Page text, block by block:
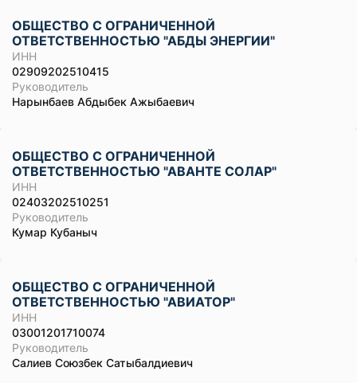
ОБЩЕСТВО С ОГРАНИЧЕННОЙ
ОТВЕТСТВЕННОСТЬЮ "АБДЫ ЭНЕРГИИ"
ИНН
02909202510415
Руководитель
Нарынбаев Абдыбек Ажыбаевич
ОБЩЕСТВО С ОГРАНИЧЕННОЙ
ОТВЕТСТВЕННОСТЬЮ "АВАНТЕ СОЛАР"
ИНН
02403202510251
Руководитель
Кумар Кубаныч
ОБЩЕСТВО С ОГРАНИЧЕННОЙ
ОТВЕТСТВЕННОСТЬЮ "АВИАТОР"
ИНН
03001201710074
Руководитель
Салиев Союзбек Сатыбалдиевич